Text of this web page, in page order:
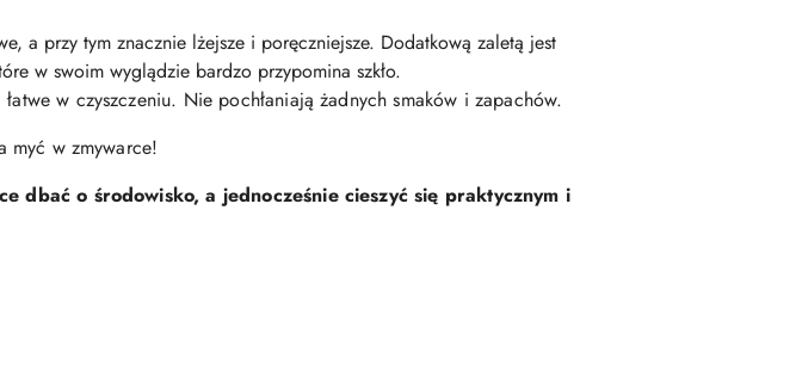
a przy tym znacznie lżejsze i poręczniejsze. Dodatkową zaletą jest
w swoim wyglądzie bardzo przypomina szkło.
w czyszczeniu. Nie pochłaniają żadnych smaków i zapachów.
myć w zmywarce!
dbać o środowisko, a jednocześnie cieszyć się praktycznym i